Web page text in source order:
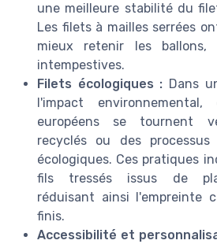
une meilleure stabilité du
Les filets à mailles serrées
mieux retenir les
intempestives.
Filets écologiques : Dans
l'impact
européens se tournent
recyclés ou des
écologiques. Ces pratiques
fils tressés issus de
réduisant ainsi l'empreinte
finis.
Accessibilité et